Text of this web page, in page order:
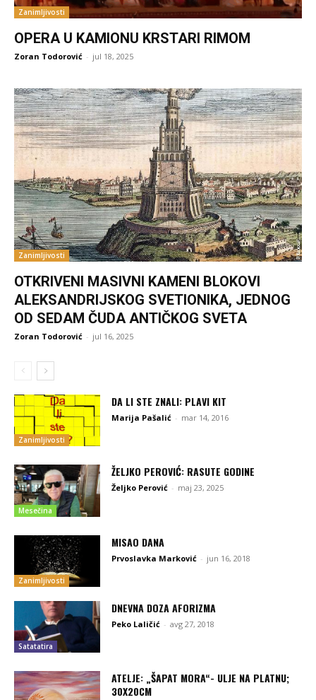
Zanimljivosti
OPERA U KAMIONU KRSTARI RIMOM
Zoran Todorović - jul 18, 2025
Zanimljivosti
OTKRIVENI MASIVNI KAMENI BLOKOVI
ALEKSANDRIJSKOG SVETIONIKA, JEDNOG
OD SEDAM ČUDA ANTIČKOG SVETA
Zoran Todorović - jul 16, 2025
Zanimljivosti
DA LI STE ZNALI: PLAVI KIT
Marija Pašalić - mar 14, 2016
Mesečina
ŽELJKO PEROVIĆ: RASUTE GODINE
Željko Perović - maj 23, 2025
Zanimljivosti
MISAO DANA
Prvoslavka Marković - jun 16, 2018
Satatatira
DNEVNA DOZA AFORIZMA
Peko Laličić - avg 27, 2018
ATELJE: „ŠAPAT MORA“- ULJE NA PLATNU;
30X20CM